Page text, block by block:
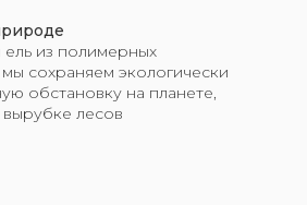
из полимерных
сохраняем экологически
обстановку на планете,
вырубке лесов